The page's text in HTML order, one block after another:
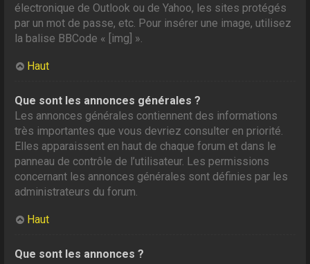
électronique de Outlook ou de Yahoo, les sites protégés
par un mot de passe, etc. Pour insérer une image, utilisez
la balise BBCode « [img] ».
Haut
Que sont les annonces générales ?
Les annonces générales contiennent des informations
très importantes que vous devriez consulter en priorité.
Elles apparaissent en haut de chaque forum et dans le
panneau de contrôle de l’utilisateur. Les permissions
concernant les annonces générales sont définies par les
administrateurs du forum.
Haut
Que sont les annonces ?